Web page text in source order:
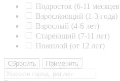
Подросток (6-11
Взрослеющий (1-3 года)
Взрослый (4-6 лет)
Стареющий (7-11 лет)
Пожилой (от 12 лет)
Сбросить Применить